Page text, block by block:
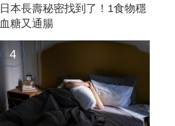
日本長壽秘密找到了！1食物穩
血糖又通腸